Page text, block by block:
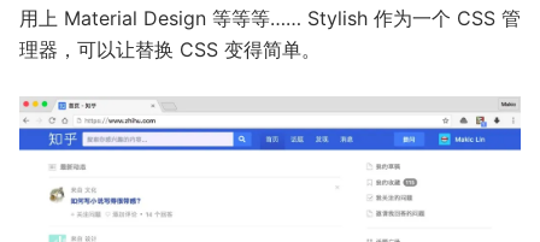
用上 Material Design 等等等…… Stylish 作为一个 CSS 管
理器，可以让替换 CSS 变得简单。